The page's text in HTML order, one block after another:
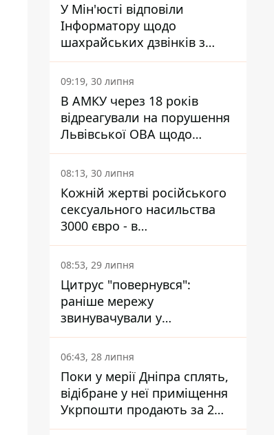
У Мін'юсті відповіли
Інформатору щодо
шахрайських дзвінків з
камери Сумського СІЗО так,
що ніхто нічого не зрозумів
09:19, 30 липня
В АМКУ через 18 років
відреагували на порушення
Львівської ОВА щодо
харчування у закладах
освіти
08:13, 30 липня
Кожній жертві російського
сексуального насильства
3000 євро - в
Мінсоцполітики пояснили
Інформатору, звідки на це
гроші
08:53, 29 липня
Цитрус "повернувся":
раніше мережу
звинувачували у
контрабанді техніки та
ухиленні від сплати
податків
06:43, 28 липня
Поки у мерії Дніпра сплять,
відібране у неї приміщення
Укрпошти продають за 2
мільйони